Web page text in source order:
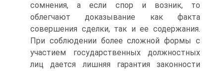
сомнения, а если спор и возник, то
облегчают доказывание как факта
совершения сделки, так и ее содержания.
При соблюдении более сложной формы с
участием государственных должностных
лиц дается лишняя гарантия законности